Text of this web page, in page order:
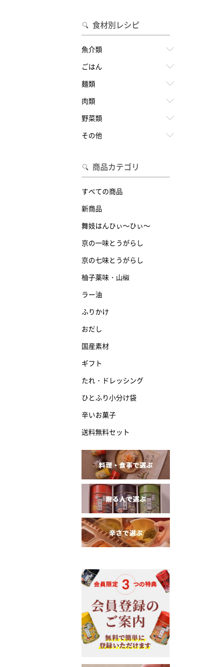
食材別レシピ
魚介類
ごはん
麺類
肉類
野菜類
その他
商品カテゴリ
すべての商品
新商品
舞妓はんひぃ～ひぃ～
京の一味とうがらし
京の七味とうがらし
柚子薬味・山椒
ラー油
ふりかけ
おだし
国産素材
ギフト
たれ・ドレッシング
ひとふり小分け袋
辛いお菓子
送料無料セット